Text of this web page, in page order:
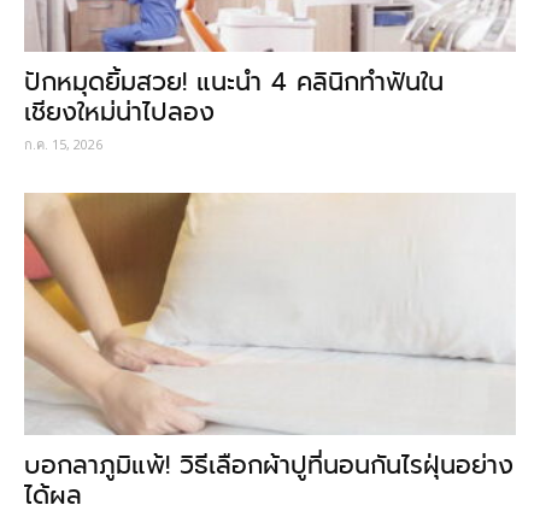
ปักหมุดยิ้มสวย! แนะนำ 4 คลินิกทำฟันใน
เชียงใหม่น่าไปลอง
ก.ค. 15, 2026
บอกลาภูมิแพ้! วิธีเลือกผ้าปูที่นอนกันไรฝุ่นอย่าง
ได้ผล